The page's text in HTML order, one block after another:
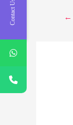
←
Contact Us